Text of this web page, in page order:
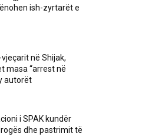
ish-zyrtarët e
në Shijak,
masa “arrest në
autorët
i SPAK kundër
dhe pastrimit të